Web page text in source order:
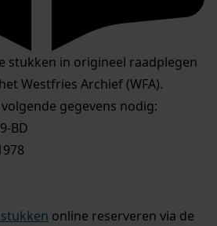
stukken in origineel raadplegen
Westfries Archief (WFA).
gegevens nodig:
BD
online reserveren via de